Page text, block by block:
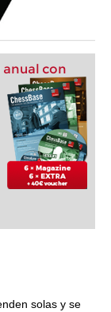
anual con
solas y se